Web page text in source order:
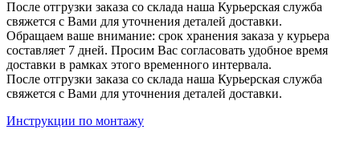
После отгрузки заказа со склада наша Курьерская служба
свяжется с Вами для уточнения деталей доставки.
Обращаем ваше внимание: срок хранения заказа у курьера
составляет 7 дней. Просим Вас согласовать удобное время
доставки в рамках этого временного интервала.
После отгрузки заказа со склада наша Курьерская служба
свяжется с Вами для уточнения деталей доставки.
Инструкции по монтажу